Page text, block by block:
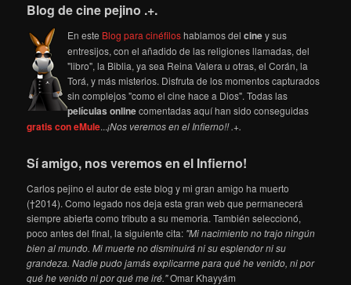
Blog de cine pejino .+.
En este Blog para cinéfiloshablamos delciney sus
entresijos, con el añadido de las religiones llamadas, del
"libro", la Biblia, ya sea Reina Valera u otras, el Corán, la
Torá, y más misterios. Disfruta de los momentos capturados
sin complejos "como el cine hace a Dios". Todas las
películas onlinecomentadas aquí han sido conseguidas
gratis con eMule...¡Nos veremos en el Infierno!! .+.
Sí amigo, nos veremos en el Infierno!
Carlos pejino el autor de este blog y mi gran amigo ha muerto
(†2014). Como legado nos deja esta gran web que permanecerá
siempre abierta como tributo a su memoria. También seleccionó,
poco antes del final, la siguiente cita: "Mi nacimiento no trajo ningún
bien al mundo. Mi muerte no disminuirá ni su esplendor ni su
grandeza. Nadie pudo jamás explicarme para qué he venido, ni por
qué he venido ni por qué me iré."Omar Khayyám